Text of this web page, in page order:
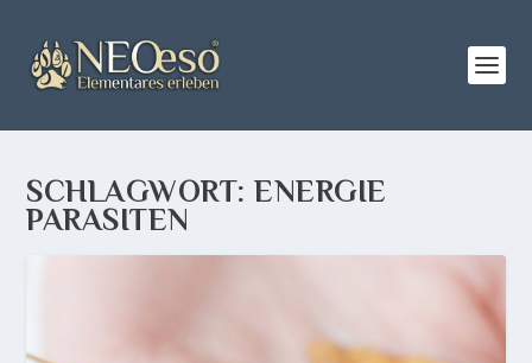
SCHLAGWORT:ENERGIE
PARASITEN